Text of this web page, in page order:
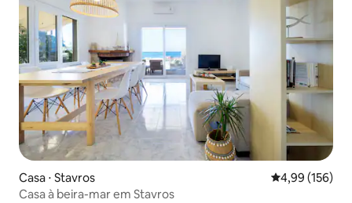
Casa ⋅ Stavros 4,99 de uma
4,99 (156)
Casa à beira-mar em Stavros